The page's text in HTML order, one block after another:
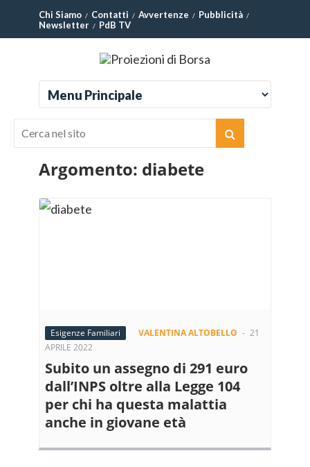
Chi Siamo Contatti Avvertenze
Pubblicità
Newsletter
PdB TV
Argomento: diabete
Esigenze Familiari VALENTINA ALTOBELLO - 21
APRILE 2022
Subito un assegno di 291 euro
dall’INPS oltre alla Legge 104
per chi ha questa malattia
anche in giovane età